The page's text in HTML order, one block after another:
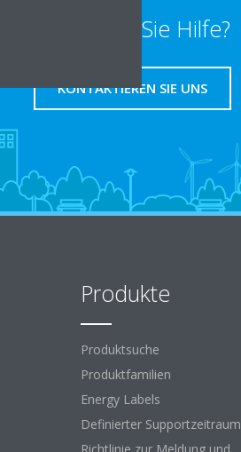
Benötigen Sie Hilfe?
KONTAKTIEREN SIE UNS
Produkte
Produktsuche
Produktfamilien
Energy Labels
Definierter Supportzeitraum